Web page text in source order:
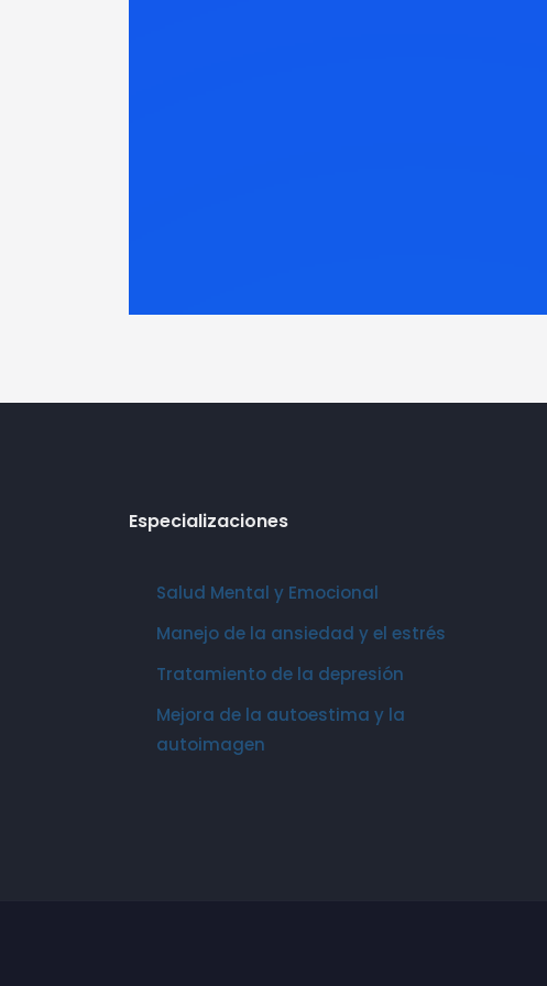
Especializaciones
Salud Mental y Emocional
Manejo de la ansiedad y el estrés
Tratamiento de la depresión
Mejora de la autoestima y la
autoimagen